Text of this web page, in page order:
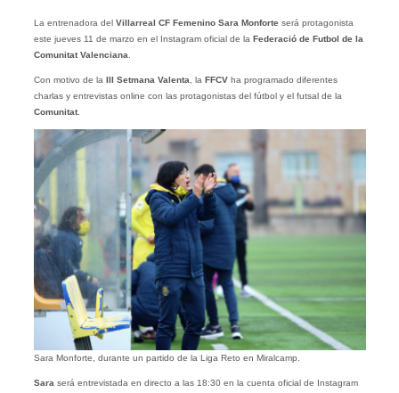
La entrenadora del Villarreal CF Femenino Sara Monforte será protagonista
este jueves 11 de marzo en el Instagram oficial de la Federació de Futbol de la
Comunitat Valenciana
Con motivo de la III Setmana Valenta , la FFCVha programado diferentes
charlas y entrevistas online con las protagonistas del fútbol y el futsal de la
Comunitat.
Sara Monforte, durante un partido de la Liga Reto en Miralcamp.
Saraserá entrevistada en directo a las 18:30 en la cuenta oficial de Instagram